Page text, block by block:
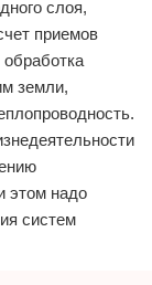
слоя,
приемов
земли,
этом надо
систем